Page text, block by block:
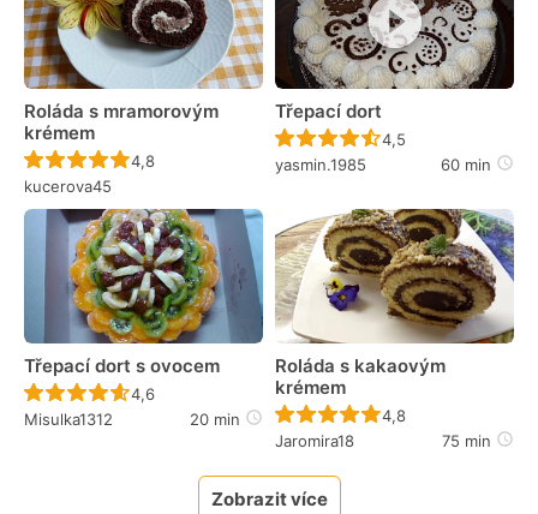
Roláda s mramorovým
krémem
Recept ještě nebyl hodnocen
4,8
kucerova45
Třepací dort
Recept ještě nebyl
4,5
yasmin.1985
60 min
Třepací dort s ovocem
Recept ještě nebyl hodnocen
4,6
Misulka1312
20 min
Roláda s kakaovým
krémem
Recept ještě nebyl
4,8
Jaromira18
75 min
Zobrazit více